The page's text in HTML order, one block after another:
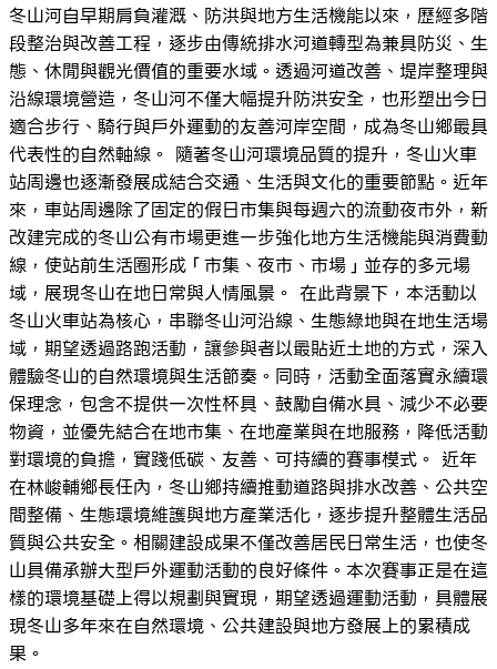
冬山河自早期肩負灌溉、防洪與地方生活機能以來，歷經多階
段整治與改善工程，逐步由傳統排水河道轉型為兼具防災、生
態、休閒與觀光價值的重要水域。透過河道改善、堤岸整理與
沿線環境營造，冬山河不僅大幅提升防洪安全，也形塑出今日
適合步行、騎行與戶外運動的友善河岸空間，成為冬山鄉最具
代表性的自然軸線。 隨著冬山河環境品質的提升，冬山火車
站周邊也逐漸發展成結合交通、生活與文化的重要節點。近年
來，車站周邊除了固定的假日市集與每週六的流動夜市外，新
改建完成的冬山公有市場更進一步強化地方生活機能與消費動
線，使站前生活圈形成「市集、夜市、市場」並存的多元場
域，展現冬山在地日常與人情風景。 在此背景下，本活動以
冬山火車站為核心，串聯冬山河沿線、生態綠地與在地生活場
域，期望透過路跑活動，讓參與者以最貼近土地的方式，深入
體驗冬山的自然環境與生活節奏。同時，活動全面落實永續環
保理念，包含不提供一次性杯具、鼓勵自備水具、減少不必要
物資，並優先結合在地市集、在地產業與在地服務，降低活動
對環境的負擔，實踐低碳、友善、可持續的賽事模式。 近年
在林峻輔鄉長任內，冬山鄉持續推動道路與排水改善、公共空
間整備、生態環境維護與地方產業活化，逐步提升整體生活品
質與公共安全。相關建設成果不僅改善居民日常生活，也使冬
山具備承辦大型戶外運動活動的良好條件。本次賽事正是在這
樣的環境基礎上得以規劃與實現，期望透過運動活動，具體展
現冬山多年來在自然環境、公共建設與地方發展上的累積成
果。